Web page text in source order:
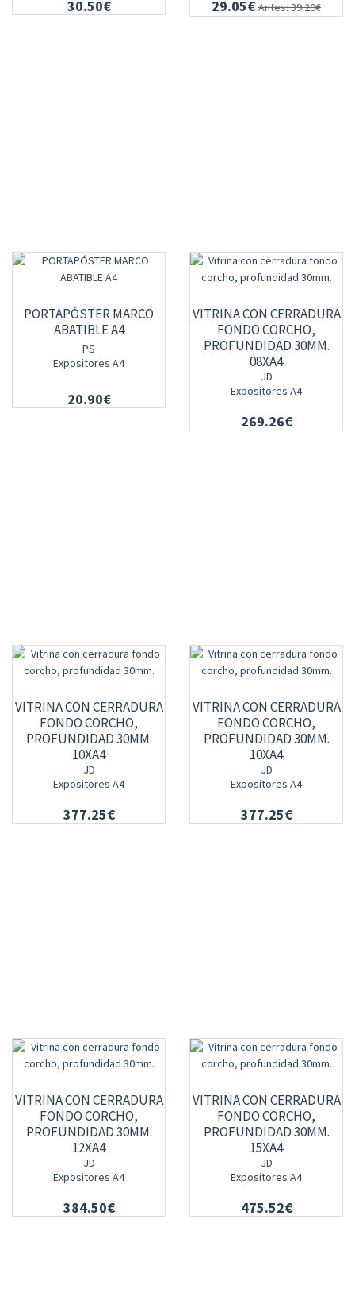
30.50€ 29.05€ Antes: 39.20€
PORTAPÓSTER MARCO
ABATIBLE A4
PS
Expositores A4
20.90€
VITRINA CON CERRADURA
FONDO CORCHO,
PROFUNDIDAD 30MM.
08XA4
JD
Expositores A4
269.26€
VITRINA CON CERRADURA
FONDO CORCHO,
PROFUNDIDAD 30MM.
10XA4
JD
Expositores A4
377.25€
VITRINA CON CERRADURA
FONDO CORCHO,
PROFUNDIDAD 30MM.
10XA4
JD
Expositores A4
377.25€
VITRINA CON CERRADURA
FONDO CORCHO,
PROFUNDIDAD 30MM.
12XA4
JD
Expositores A4
384.50€
VITRINA CON CERRADURA
FONDO CORCHO,
PROFUNDIDAD 30MM.
15XA4
JD
Expositores A4
475.52€